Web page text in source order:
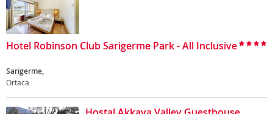
Hotel Robinson Club Sarigerme Park - All Inclusive
Sarigerme,
Ortaca